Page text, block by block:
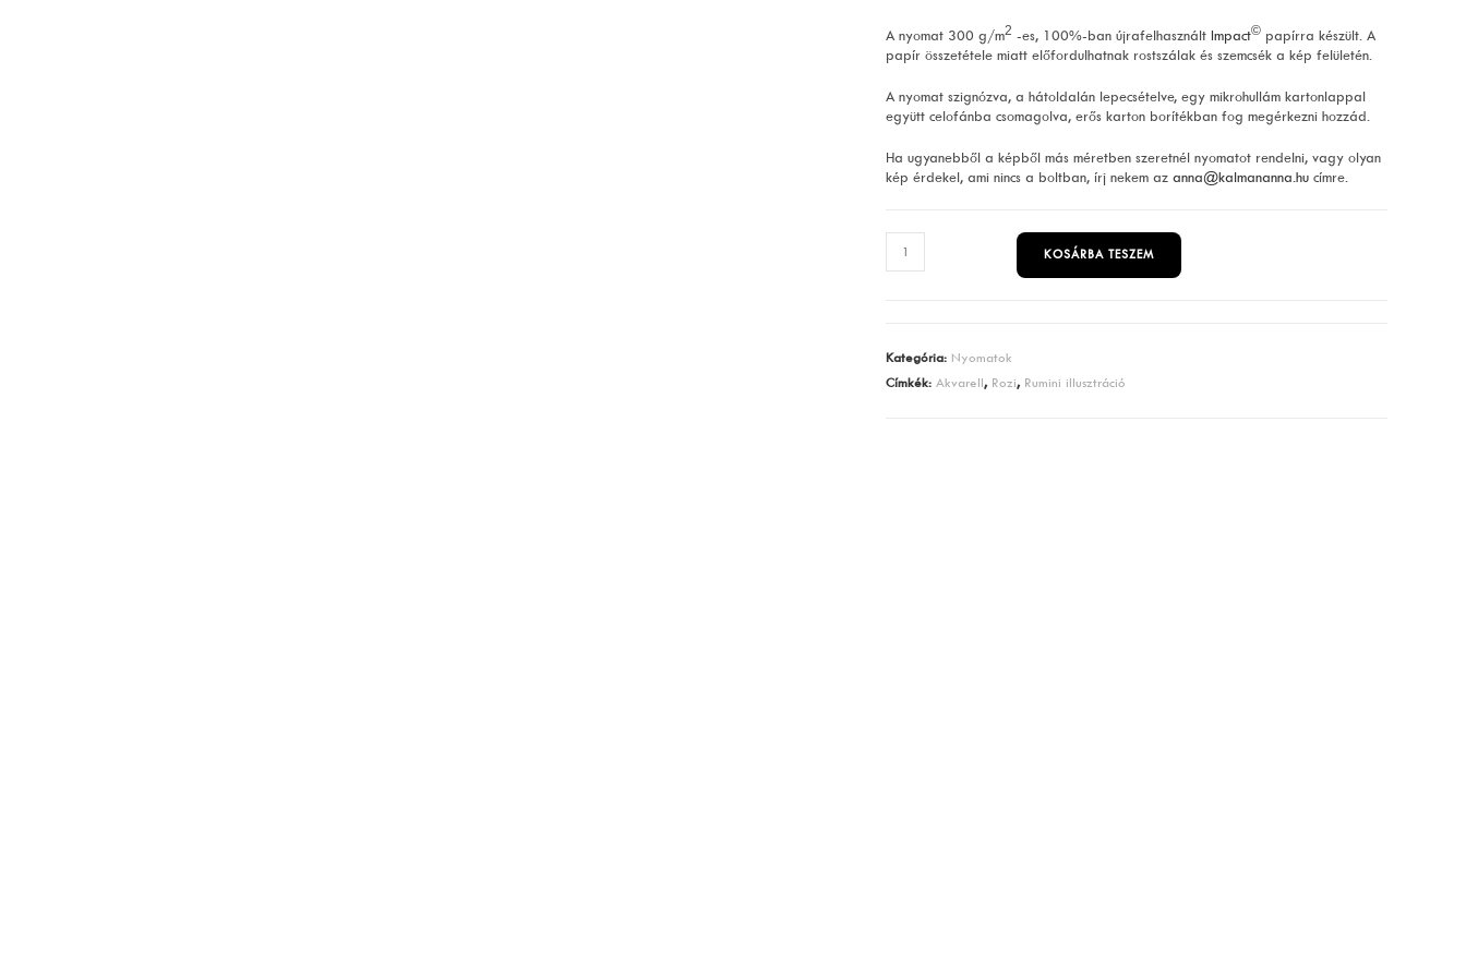
A nyomat 300 g/m2 -es, 100%-ban újrafelhasznált Impact© papírra készült. A
papír összetétele miatt előfordulhatnak rostszálak és szemcsék a kép felületén.
A nyomat szignózva, a hátoldalán lepecsételve, egy mikrohullám kartonlappal
együtt celofánba csomagolva, erős karton borítékban fog megérkezni hozzád.
Ha ugyanebből a képből más méretben szeretnél nyomatot rendelni, vagy olyan
kép érdekel, ami nincs a boltban, írj nekem az anna@kalmananna.hu címre.
Rozi
mennyiség
KOSÁRBA TESZEM
Kategória: Nyomatok
Címkék: Akvarell, Rozi, Rumini illusztráció